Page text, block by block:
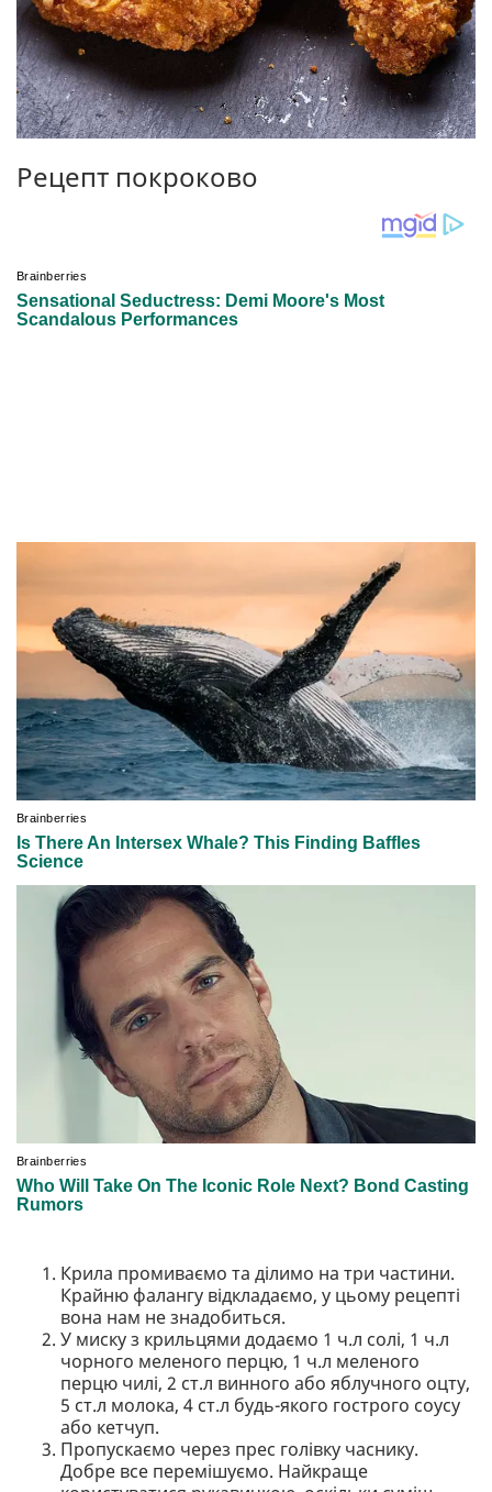
Рецепт покроково
Крила промиваємо та ділимо на три частини.
Крайню фалангу відкладаємо, у цьому рецепті
вона нам не знадобиться.
У миску з крильцями додаємо 1 ч.л солі, 1 ч.л
чорного меленого перцю, 1 ч.л меленого
перцю чилі, 2 ст.л винного або яблучного оцту,
5 ст.л молока, 4 ст.л будь-якого гострого соусу
або кетчуп.
Пропускаємо через прес голівку часнику.
Добре все перемішуємо. Найкраще